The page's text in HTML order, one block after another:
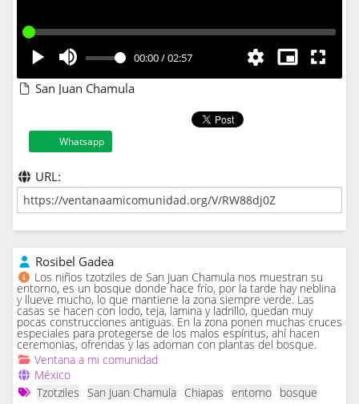
00:00/02:57
San Juan Chamula
Whatsapp
URL:
Rosibel Gadea
Los niños tzotziles de San Juan Chamula nos muestran su
entorno, es un bosque donde hace frío, por la tarde hay neblina
y llueve mucho, lo que mantiene la zona siempre verde. Las
casas se hacen con lodo, teja, lamina y ladrillo, quedan muy
pocas construcciones antiguas. En la zona ponen muchas cruces
especiales para protegerse de los malos espíritus, ahí hacen
ceremonias, ofrendas y las adornan con plantas del bosque.
Ventana a mi comunidad
México
Tzotziles
San Juan Chamula Chiapas entorno bosque